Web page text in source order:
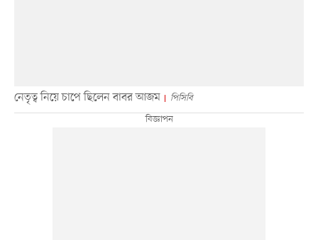
নেতৃত্ব নিয়ে চাপে ছিলেন বাবর আজম পিসিবি